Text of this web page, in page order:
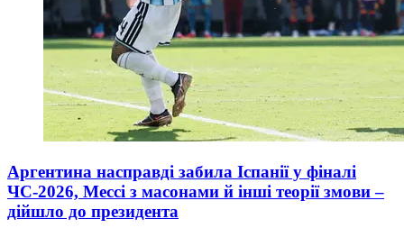
Аргентина насправді забила Іспанії у фіналі
ЧС-2026, Мессі з масонами й інші теорії змови –
дійшло до президента